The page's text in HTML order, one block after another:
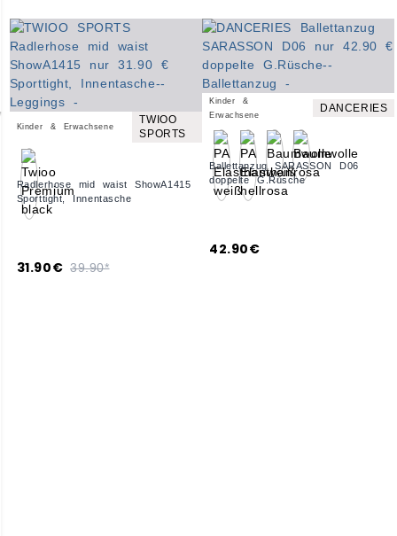
Kinder & Erwachsene
TWIOO
SPORTS
Radlerhose mid waist ShowA1415
Sporttight, Innentasche
31.90€ 39.90*
Kinder &
Erwachsene
DANCERIES
Ballettanzug SARASSON D06
doppelte G.Rüsche
42.90€